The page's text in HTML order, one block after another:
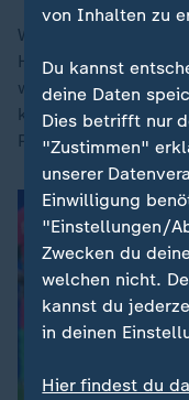
Was die Gegner
Hakimi dazu, habe
wissen, dass wir
kommen", stellte
Paris Saint-
von Inhalten zu
Du kannst
deine Daten
Dies betrifft nur
"Zustimmen"
unserer
Einwilligung
"Einstellungen/
Zwecken du
welchen nicht.
kannst du
in deinen
Hier findest du